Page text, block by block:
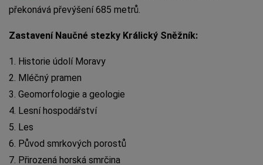
překonává převýšení 685 metrů.
Zastavení Naučné stezky Králický Sněžník:
1. Historie údolí Moravy
2. Mléčný pramen
3. Geomorfologie a geologie
4. Lesní hospodářství
5. Les
6. Původ smrkových porostů
7. Přirozená horská smrčina